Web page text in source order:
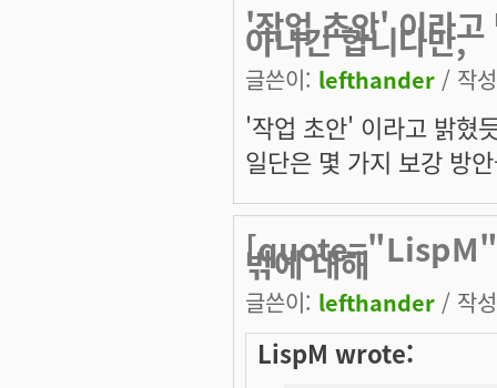
'작업 초안' 이라고
아니긴 합니다만,
글쓴이: lefthander / 작
'작업 초안' 이라고 밝혔
일단은 몇 가지 보강 방
[quote="LispM"]
밖에 대해
글쓴이: lefthander / 작
LispM wrote: